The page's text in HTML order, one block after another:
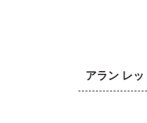
アラン レ